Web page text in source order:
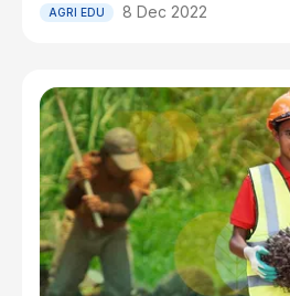
AGRI EDU 8 Dec 2022